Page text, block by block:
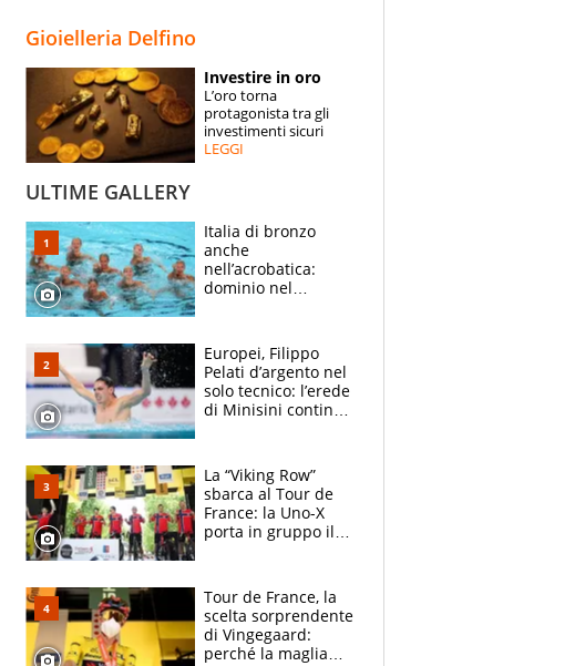
ESPERTI
CONTATTI
Gioielleria Delfino
Investire in oro
L’oro torna
protagonista tra gli
investimenti sicuri
LEGGI
ULTIME GALLERY
Italia di bronzo
anche
nell’acrobatica:
dominio nel
e compagni
continuare
Europei, Filippo
Pelati d’argento nel
solo tecnico: l’erede
di Minisini continua
mirino
La “Viking Row”
sbarca al Tour de
France: la Uno-X
porta in gruppo il
compagni
Tour de France, la
scelta sorprendente
di Vingegaard:
perché la maglia